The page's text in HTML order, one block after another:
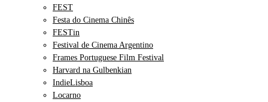
FEST
Festa do Cinema Chinês
FESTin
Festival de Cinema Argentino
Frames Portuguese Film Festival
Harvard na Gulbenkian
IndieLisboa
Locarno